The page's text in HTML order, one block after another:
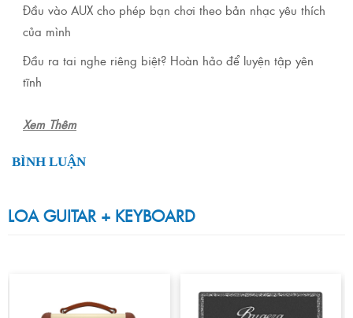
Đầu vào AUX cho phép bạn chơi theo bản nhạc yêu thích
của mình
Đầu ra tai nghe riêng biệt? Hoàn hảo để luyện tập yên
tĩnh
Xem Thêm
BÌNH LUẬN
LOA GUITAR + KEYBOARD